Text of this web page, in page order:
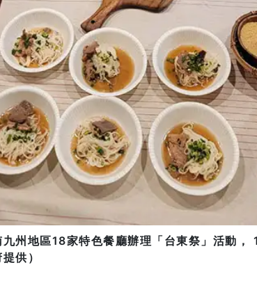
州地區18家特色餐廳辦理「台東祭」活動，
供）